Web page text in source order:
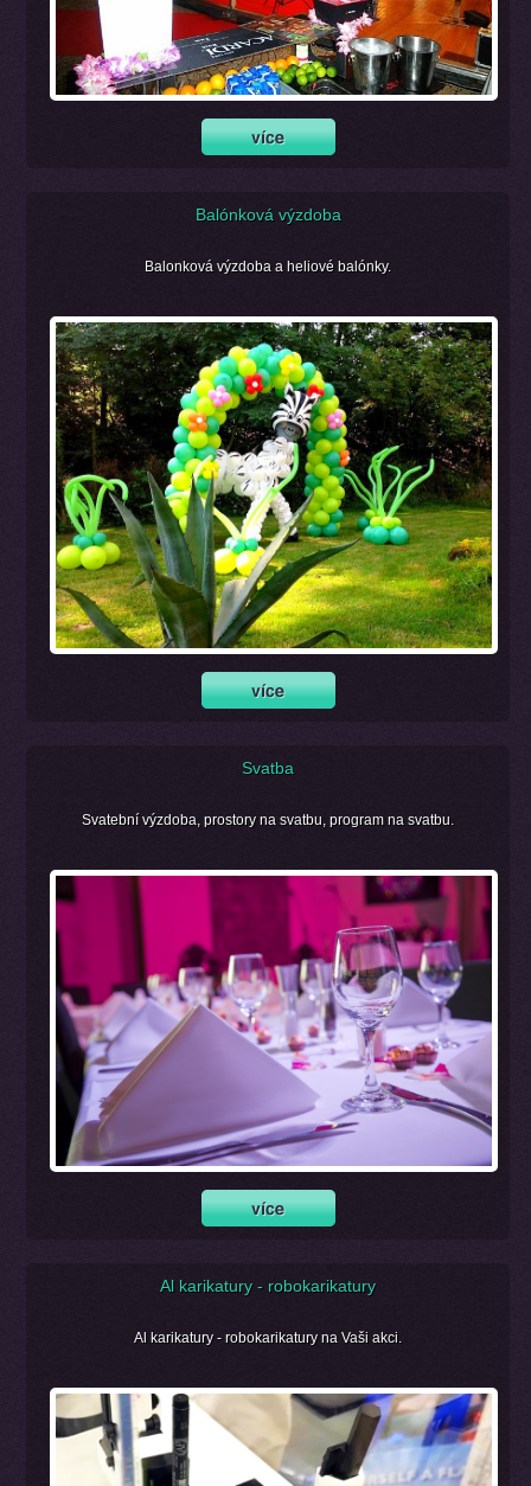
Balónková výzdoba
Balonková výzdoba a heliové balónky.
Svatba
Svatební výzdoba, prostory na svatbu, program na svatbu.
Al karikatury - robokarikatury
Al karikatury - robokarikatury na Vaši akci.